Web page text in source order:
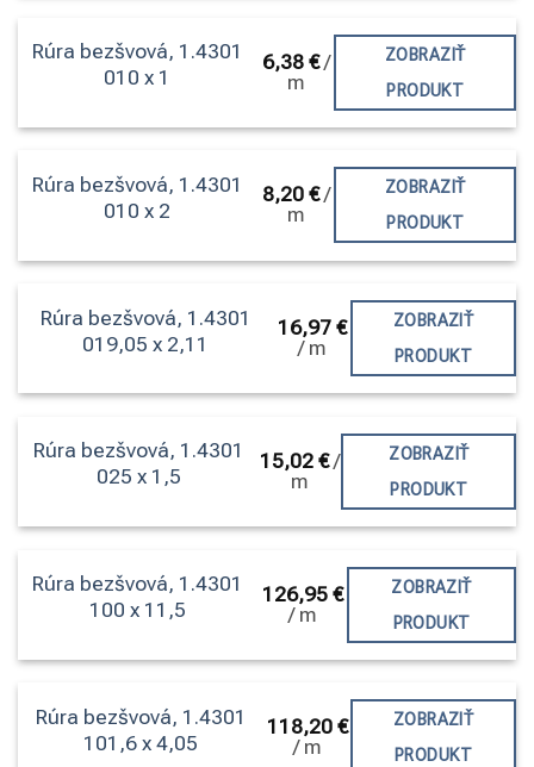
Rúra bezšvová, 1.4301
010 x 1
6,38 €/
m
ZOBRAZIŤ
PRODUKT
Rúra bezšvová, 1.4301
010 x 2
8,20 €/
m
ZOBRAZIŤ
PRODUKT
Rúra bezšvová, 1.4301
019,05 x 2,11
16,97 €
/ m
ZOBRAZIŤ
PRODUKT
Rúra bezšvová, 1.4301
025 x 1,5
15,02€/
m
ZOBRAZIŤ
PRODUKT
Rúra bezšvová, 1.4301
100 x 11,5
126,95 €
/ m
ZOBRAZIŤ
PRODUKT
Rúra bezšvová, 1.4301
101,6 x 4,05
118,20 €
/ m
ZOBRAZIŤ
PRODUKT